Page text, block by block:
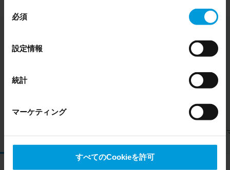
いつでも同意を撤回できます。
agreements and model clauses with our third-party
providers’ European entities, we shall inform you that the
that, from an EU perspective (please see latest status
), for US owned companies (such as Microsoft and
the US, as they may possibly be required to give data
transfers your personal data to the US either based on
必須
設定情報
統計
マーケティング
すべてのCookieを許可
Milestoneのツール
VMS
Access
LPR
スマート
ップ